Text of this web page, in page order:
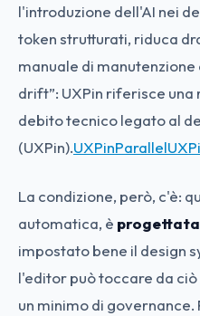
l'introduzione dell'AI nei
token strutturati, riduca
manuale di manutenzione
drift”: UXPin riferisce una
debito tecnico legato al
(UXPin).UXPinParallel
La condizione, però, c'è:
automatica, è progettata
impostato bene il design
l'editor può toccare da
un minimo di